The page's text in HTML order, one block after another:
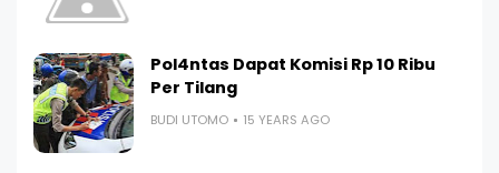
Pol4ntas Dapat Komisi Rp 10 Ribu
Per Tilang
BUDI UTOMO 15 YEARS AGO